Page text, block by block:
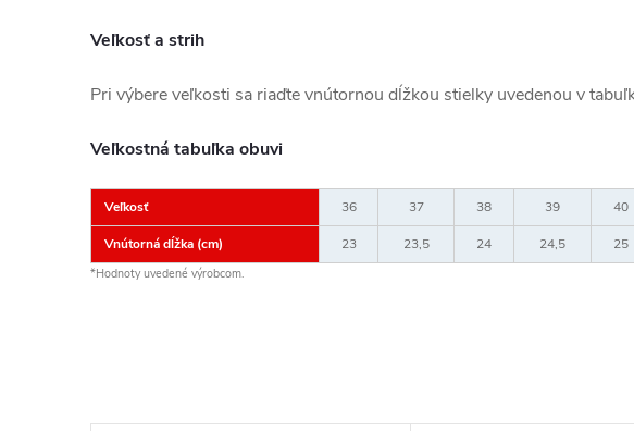
Veľkosť a strih
Pri výbere veľkosti sa riaďte vnútornou dĺžkou stielky uvedenou v
Veľkostná tabuľka obuvi
Veľkosť 36 37 38 39 40
Vnútorná dĺžka (cm) 23 23,5 24 24,5 25
*Hodnoty uvedené výrobcom.